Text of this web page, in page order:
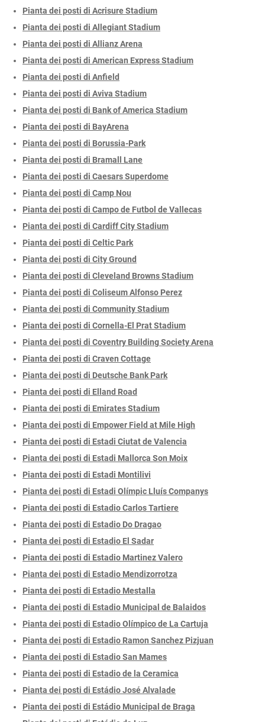
Pianta dei posti di Acrisure Stadium
Pianta dei posti di Allegiant Stadium
Pianta dei posti di Allianz Arena
Pianta dei posti di American Express Stadium
Pianta dei posti di Anfield
Pianta dei posti di Aviva Stadium
Pianta dei posti di Bank of America Stadium
Pianta dei posti di BayArena
Pianta dei posti di Borussia-Park
Pianta dei posti di Bramall Lane
Pianta dei posti di Caesars Superdome
Pianta dei posti di Camp Nou
Pianta dei posti di Campo de Futbol de Vallecas
Pianta dei posti di Cardiff City Stadium
Pianta dei posti di Celtic Park
Pianta dei posti di City Ground
Pianta dei posti di Cleveland Browns Stadium
Pianta dei posti di Coliseum Alfonso Perez
Pianta dei posti di Community Stadium
Pianta dei posti di Cornella-El Prat Stadium
Pianta dei posti di Coventry Building Society Arena
Pianta dei posti di Craven Cottage
Pianta dei posti di Deutsche Bank Park
Pianta dei posti di Elland Road
Pianta dei posti di Emirates Stadium
Pianta dei posti di Empower Field at Mile High
Pianta dei posti di Estadi Ciutat de Valencia
Pianta dei posti di Estadi Mallorca Son Moix
Pianta dei posti di Estadi Montilivi
Pianta dei posti di Estadi Olímpic Lluís Companys
Pianta dei posti di Estadio Carlos Tartiere
Pianta dei posti di Estadio Do Dragao
Pianta dei posti di Estadio El Sadar
Pianta dei posti di Estadio Martinez Valero
Pianta dei posti di Estadio Mendizorrotza
Pianta dei posti di Estadio Mestalla
Pianta dei posti di Estadio Municipal de Balaidos
Pianta dei posti di Estadio Olímpico de La Cartuja
Pianta dei posti di Estadio Ramon Sanchez Pizjuan
Pianta dei posti di Estadio San Mames
Pianta dei posti di Estadio de la Ceramica
Pianta dei posti di Estádio José Alvalade
Pianta dei posti di Estádio Municipal de Braga